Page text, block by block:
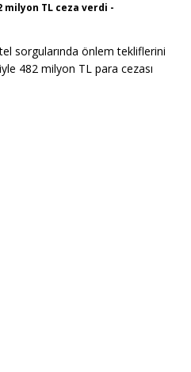
milyon TL ceza verdi -
sorgularında önlem tekliflerini
482 milyon TL para cezası